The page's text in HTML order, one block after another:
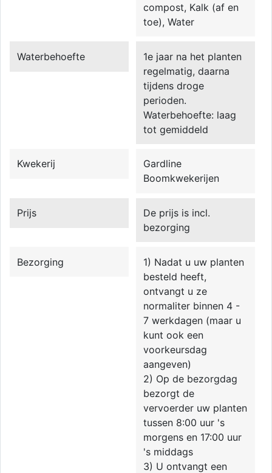
compost, Kalk (af en
toe), Water
Waterbehoefte
1e jaar na het planten
regelmatig, daarna
tijdens droge
perioden.
Waterbehoefte: laag
tot gemiddeld
Kwekerij
Gardline
Boomkwekerijen
Prijs
De prijs is incl.
bezorging
Bezorging
1) Nadat u uw planten
besteld heeft,
ontvangt u ze
normaliter binnen 4 -
7 werkdagen (maar u
kunt ook een
voorkeursdag
aangeven)
2) Op de bezorgdag
bezorgt de
vervoerder uw planten
tussen 8:00 uur 's
morgens en 17:00 uur
's middags
3) U ontvangt een